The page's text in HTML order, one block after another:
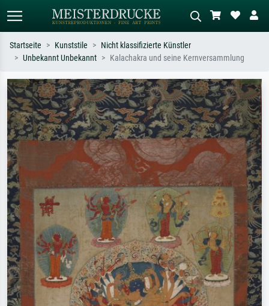
Suchen Sie nach Künstlern, Werktiteln
oder Stilen – z.B. Monet,
Sternennacht, Impressionismus, Welle
Hokusai, Akt.
Beschreiben Sie die Szene – z.B. Grüne
Wiese, Abstrakt mit viel Rot, Dunkles
Ölgemälde, Stehender Akt neben einem
Baum.
Startseite Kunststile
Nicht klassifizierte Künstler
Unbekannt Unbekannt
Kalachakra und seine Kernversammlung